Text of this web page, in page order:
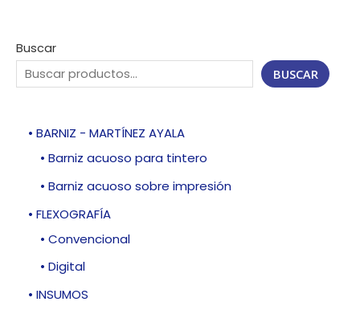
Buscar
BUSCAR
• BARNIZ - MARTÍNEZ AYALA
• Barniz acuoso para tintero
• Barniz acuoso sobre impresión
• FLEXOGRAFÍA
• Convencional
• Digital
• INSUMOS